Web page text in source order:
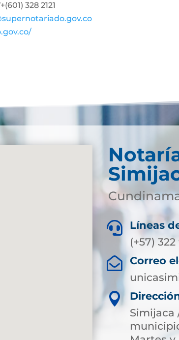
328 2121

Líneas
(+57)

Correo

Simijaca